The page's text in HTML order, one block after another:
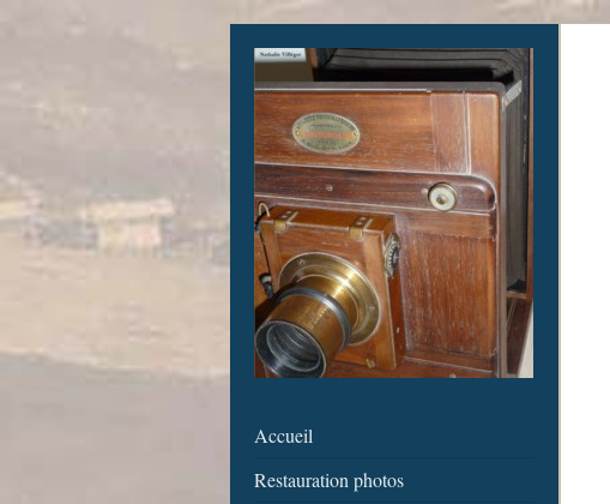
Accueil
Restauration photos